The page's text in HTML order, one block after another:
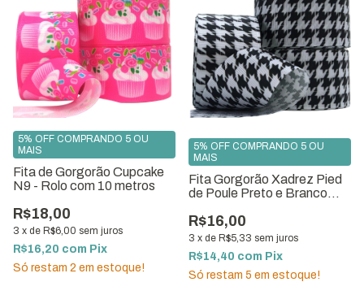
Fita de Gorgorão Cupcake
N9 - Rolo com 10 metros
R$18,00
3 x de R$6,00 sem juros
5% OFF COMPRANDO 5 OU
MAIS
R$16,20 com Pix
Só restam 2 em estoque!
Fita Gorgorão Xadrez Pied
de Poule Preto e Branco
R$16,00
3 x de R$5,33 sem juros
5% OFF COMPRANDO 5 OU
MAIS
R$14,40 com Pix
Só restam 5 em estoque!